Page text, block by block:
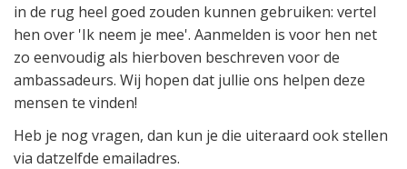
in de rug heel goed zouden kunnen gebruiken: vertel
hen over 'Ik neem je mee'. Aanmelden is voor hen net
zo eenvoudig als hierboven beschreven voor de
ambassadeurs. Wij hopen dat jullie ons helpen deze
mensen te vinden!
Heb je nog vragen, dan kun je die uiteraard ook stellen
via datzelfde emailadres.